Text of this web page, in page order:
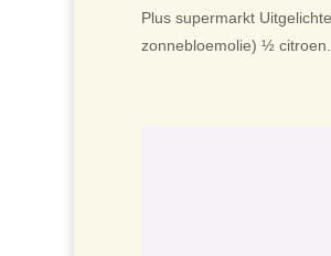
Plus supermarkt
zonnebloemolie) ½ citroen...